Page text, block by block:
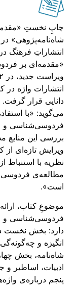
چاپِ‌ نخستِ
انتشاراتِ فرهنگ
«مقدمه‌ای بر
انتشارات واژه
دانایی قرار
می‌گوید: «با
فردوسی‌شناسی و
بررسی این منابع
ویرایش تازه‌ای از
نظریه با
مطالعه‌ی
است».
موضوعِ کتاب،
فردوسی‌شناسی و
دارد: بخش نخست
انگیزه و
شاه‌نامه، بخش
ادبیات، اساطیر
پنجم درباره‌ی